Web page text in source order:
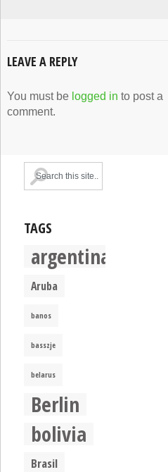
LEAVE A REPLY
You must be logged in to post a
comment.
TAGS
argentina
Aruba
banos
basszje
belarus
Berlin
bolivia
Brasil